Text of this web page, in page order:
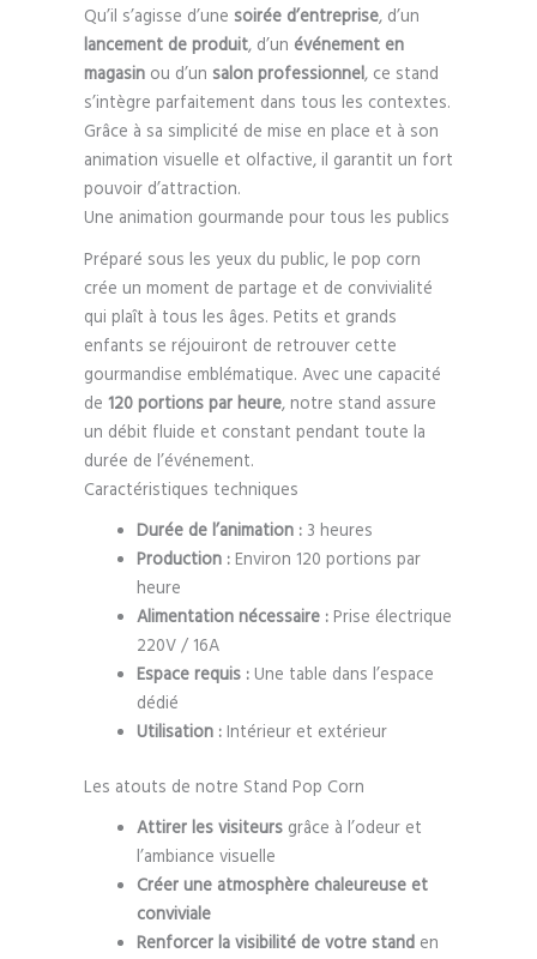
Qu’il s’agisse d’une soirée d’entreprise, d’un
lancement de produit, d’un événement en
magasin ou d’un salon professionnel, ce stand
s’intègre parfaitement dans tous les contextes.
Grâce à sa simplicité de mise en place et à son
animation visuelle et olfactive, il garantit un fort
pouvoir d’attraction.
Une animation gourmande pour tous les publics
Préparé sous les yeux du public, le pop corn
crée un moment de partage et de convivialité
qui plaît à tous les âges. Petits et grands
enfants se réjouiront de retrouver cette
gourmandise emblématique. Avec une capacité
de 120 portions par heure, notre stand assure
un débit fluide et constant pendant toute la
durée de l’événement.
Caractéristiques techniques
Durée de l’animation :3 heures
Production :Environ 120 portions par
heure
Alimentation nécessaire :Prise électrique
220V / 16A
Espace requis :Une table dans l’espace
dédié
Utilisation :Intérieur et extérieur
Les atouts de notre Stand Pop Corn
Attirer les visiteursgrâce à l’odeur et
l’ambiance visuelle
Créer une atmosphère chaleureuse et
conviviale
Renforcer la visibilité de votre standen